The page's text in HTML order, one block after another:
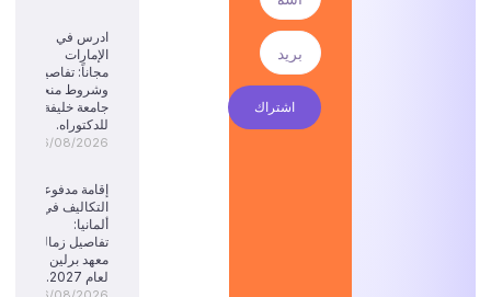
اشتراك
ادرس في
الإمارات
مجاناً: تفاصيل
وشروط منحة
جامعة خليفة
للدكتوراه.
06/08/2026
إقامة مدفوعة
التكاليف في
ألمانيا:
تفاصيل زمالة
معهد برلين
لعام 2027.